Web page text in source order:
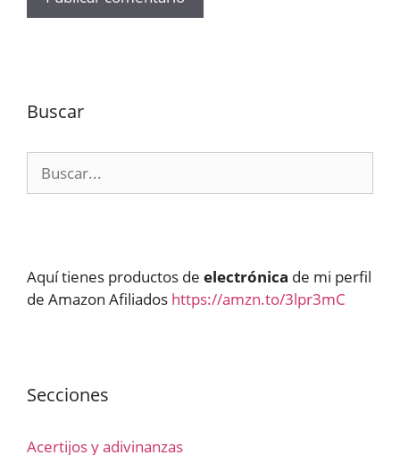
Buscar
Aquí tienes productos de electrónica de mi perfil
de Amazon Afiliados https://amzn.to/3lpr3mC
Secciones
Acertijos y adivinanzas